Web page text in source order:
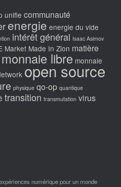
unifie communauté
energie energie du vide
intérêt général Isaac Asimov
Market Made In Zion matière
monnaie libre monnaie
open source
physique qo-op quantique
transition transmutation virus
numérique pour un monde